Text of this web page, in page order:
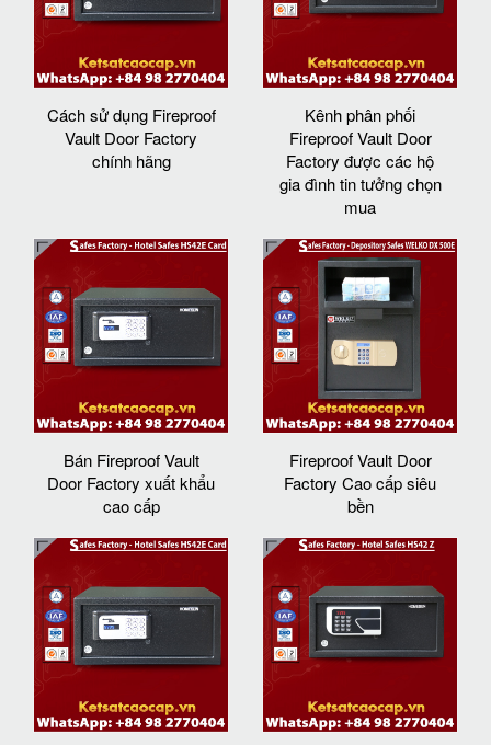
Cách sử dụng Fireproof
Vault Door Factory
chính hãng
Kênh phân phối
Fireproof Vault Door
Factory được các hộ
gia đình tin tưởng chọn
mua
Bán Fireproof Vault
Door Factory xuất khẩu
cao cấp
Fireproof Vault Door
Factory Cao cấp siêu
bền